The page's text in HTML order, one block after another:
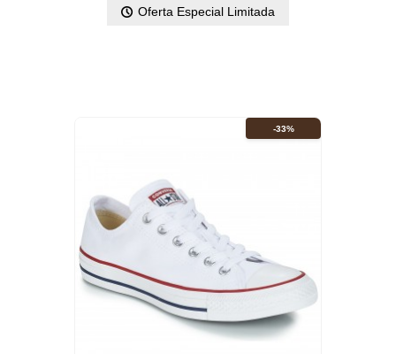
Oferta Especial Limitada
-33%